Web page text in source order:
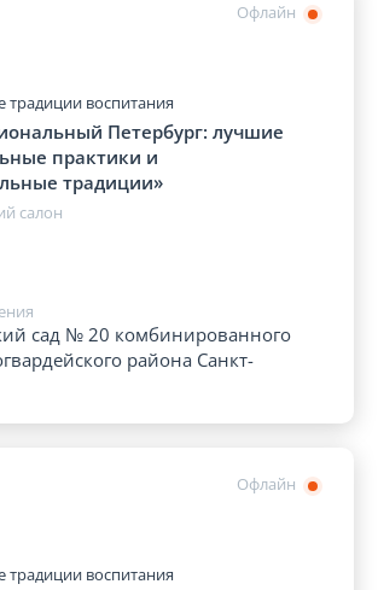
Офлайн
традиции воспитания
Петербург: лучшие
практики и
традиции»
салон
сад № 20 комбинированного
района Санкт-
Офлайн
традиции воспитания